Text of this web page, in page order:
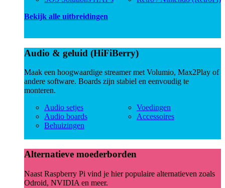
Bekijk alle uitbreidingen
Audio & geluid (HiFiBerry)
Maak een hoogwaardige streamer met Volumio, Max2Play of
andere software. Boards zijn stabiel en eenvoudig te
monteren.
Audio setjes
Audio boards
Behuizingen
Voedingen
Accessoires
Alternatieve moederborden
Naast Raspberry Pi vind je hier populaire alternatieven zoals
Odroid, NVIDIA en meer.